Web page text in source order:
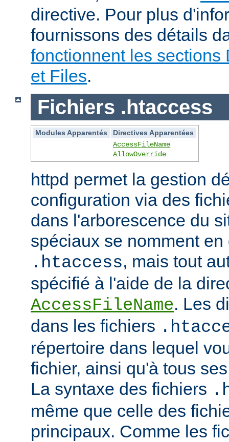
directive. Pour plus
fournissons des détails
fonctionnent les sections
et Files.
Fichiers .htaccess
Modules Apparentés
Directives Apparentées
AccessFileName
AllowOverride
httpd permet la gestion
configuration via des
dans l'arborescence du
spéciaux se nomment en
.htaccess, mais tout
spécifié à l'aide de la
AccessFileName. Les
dans les fichiers
répertoire dans lequel
fichier, ainsi qu'à tous
La syntaxe des fichiers
même que celle des
principaux. Comme les